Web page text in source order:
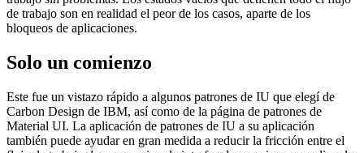
No trate los estados vacíos como una ocurrencia tardía en el proceso
de diseño de su interfaz de usuario. Si se implementan
trabajo sin problemas. Los estados vacíos que detienen todo el flujo
bloqueos de aplicaciones.
Solo un comienzo